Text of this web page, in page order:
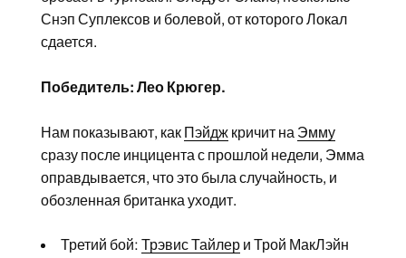
Снэп Суплексов и болевой, от которого Локал
сдается.
Победитель: Лео Крюгер.
Нам показывают, как Пэйджкричит на Эмму
сразу после инцицента с прошлой недели, Эмма
оправдывается, что это была случайность, и
обозленная британка уходит.
Третий бой: Трэвис Тайлери Трой МакЛэйн